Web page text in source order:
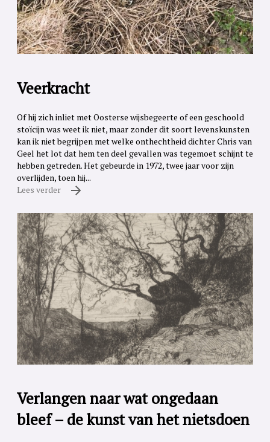
Veerkracht
Of hij zich inliet met Oosterse wijsbegeerte of een geschoold
stoïcijn was weet ik niet, maar zonder dit soort levenskunsten
kan ik niet begrijpen met welke onthechtheid dichter Chris van
Geel het lot dat hem ten deel gevallen was tegemoet schijnt te
hebben getreden. Het gebeurde in 1972, twee jaar voor zijn
overlijden, toen hij...
Lees verder
Verlangen naar wat ongedaan
bleef – de kunst van het nietsdoen